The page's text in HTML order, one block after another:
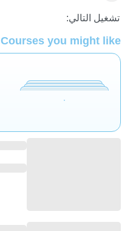
تشغيل التالي:
Courses you might like